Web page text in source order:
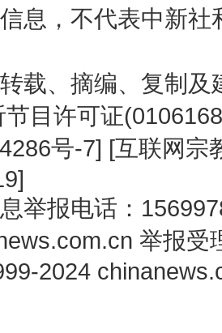
息，不代表中新
载、摘编、复制
目许可证
号-7] [互联网宗
]
举报电话：
举报受
2024